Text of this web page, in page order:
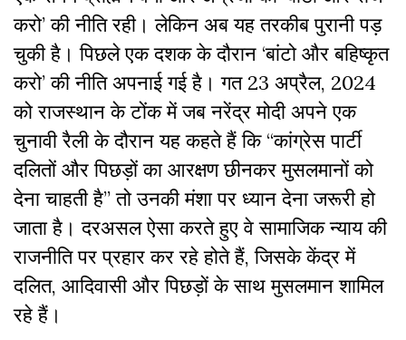
करो’ की नीति रही। लेकिन अब यह तरकीब पुरानी पड़
चुकी है। पिछले एक दशक के दौरान ‘बांटो और बहिष्कृत
करो’ की नीति अपनाई गई है। गत 23 अप्रैल, 2024
को राजस्थान के टोंक में जब नरेंद्र मोदी अपने एक
चुनावी रैली के दौरान यह कहते हैं कि “कांग्रेस पार्टी
दलितों और पिछड़ों का आरक्षण छीनकर मुसलमानों को
देना चाहती है” तो उनकी मंशा पर ध्यान देना जरूरी हो
जाता है। दरअसल ऐसा करते हुए वे सामाजिक न्याय की
राजनीति पर प्रहार कर रहे होते हैं, जिसके केंद्र में
दलित, आदिवासी और पिछड़ों के साथ मुसलमान शामिल
रहे हैं।